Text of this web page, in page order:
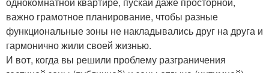
важно грамотное планирование, чтобы разные
функциональные зоны не накладывались друг на друга и
гармонично жили своей жизнью.
И вот, когда вы решили проблему разграничения